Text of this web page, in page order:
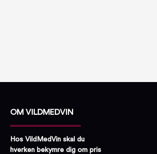
OM VILDMEDVIN
Hos VildMedVin skal du
hverken bekymre dig om pris